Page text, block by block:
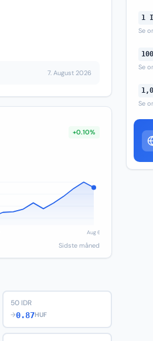
7. August 2026
+0.10%
Sidste måned
50 IDR
→0.87HUF
1
Se
Se
Se